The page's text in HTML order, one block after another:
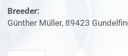
Breeder:
Günther Müller, 89423